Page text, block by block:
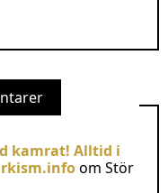
kamrat! Alltid i
om Stör